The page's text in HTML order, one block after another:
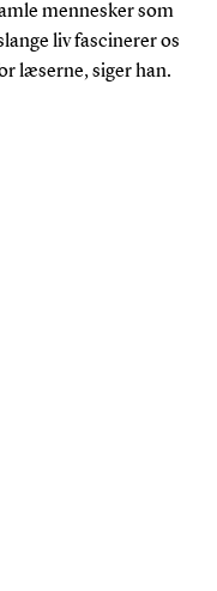
mennesker som
liv fascinerer os
læserne, siger han.